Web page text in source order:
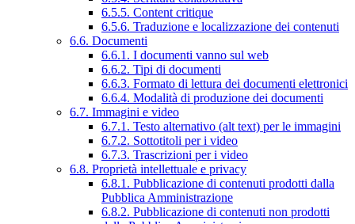
6.5.5. Content critique
6.5.6. Traduzione e localizzazione dei contenuti
6.6. Documenti
6.6.1. I documenti vanno sul web
6.6.2. Tipi di documenti
6.6.3. Formato di lettura dei documenti elettronici
6.6.4. Modalità di produzione dei documenti
6.7. Immagini e video
6.7.1. Testo alternativo (alt text) per le immagini
6.7.2. Sottotitoli per i video
6.7.3. Trascrizioni per i video
6.8. Proprietà intellettuale e privacy
6.8.1. Pubblicazione di contenuti prodotti dalla
Pubblica Amministrazione
6.8.2. Pubblicazione di contenuti non prodotti